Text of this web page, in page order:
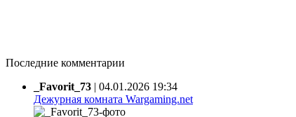
Последние комментарии
_Favorit_73 | 04.01.2026 19:34
Дежурная комната Wargaming.net